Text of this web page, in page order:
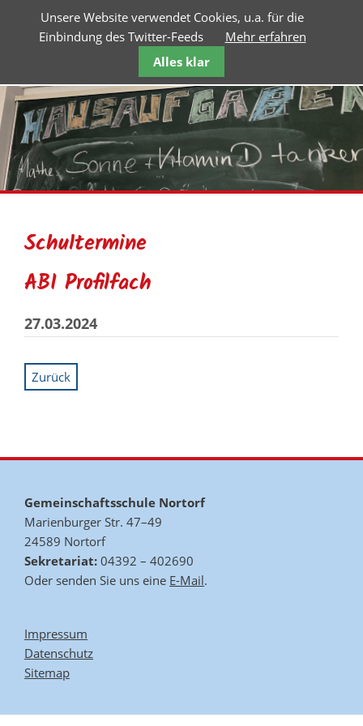
Schultermine
ABI Profilfach
27.03.2024
Zurück
Gemeinschaftsschule Nortorf
Marienburger Str. 47–49
24589 Nortorf
Sekretariat: 04392 – 402690
Oder senden Sie uns eine E-Mail.
Impressum
Datenschutz
Sitemap
Unsere Website verwendet Cookies, u.a. für die
Einbindung des Twitter-Feeds
Mehr erfahren
Alles klar